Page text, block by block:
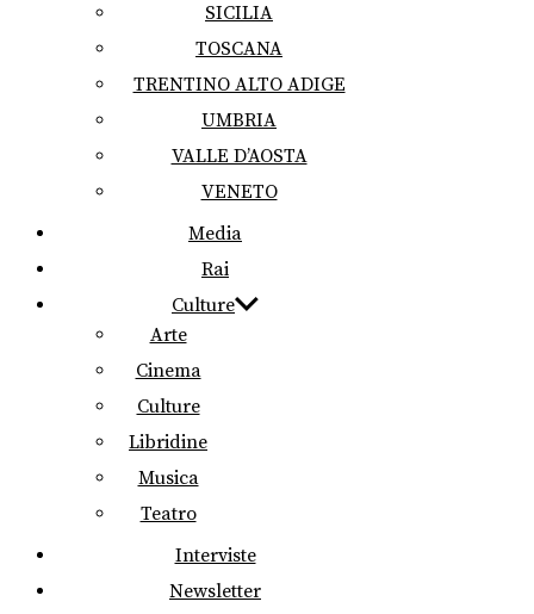
SICILIA
TOSCANA
TRENTINO ALTO ADIGE
UMBRIA
VALLE D’AOSTA
VENETO
Media
Rai
Culture
Arte
Cinema
Culture
Libridine
Musica
Teatro
Interviste
Newsletter